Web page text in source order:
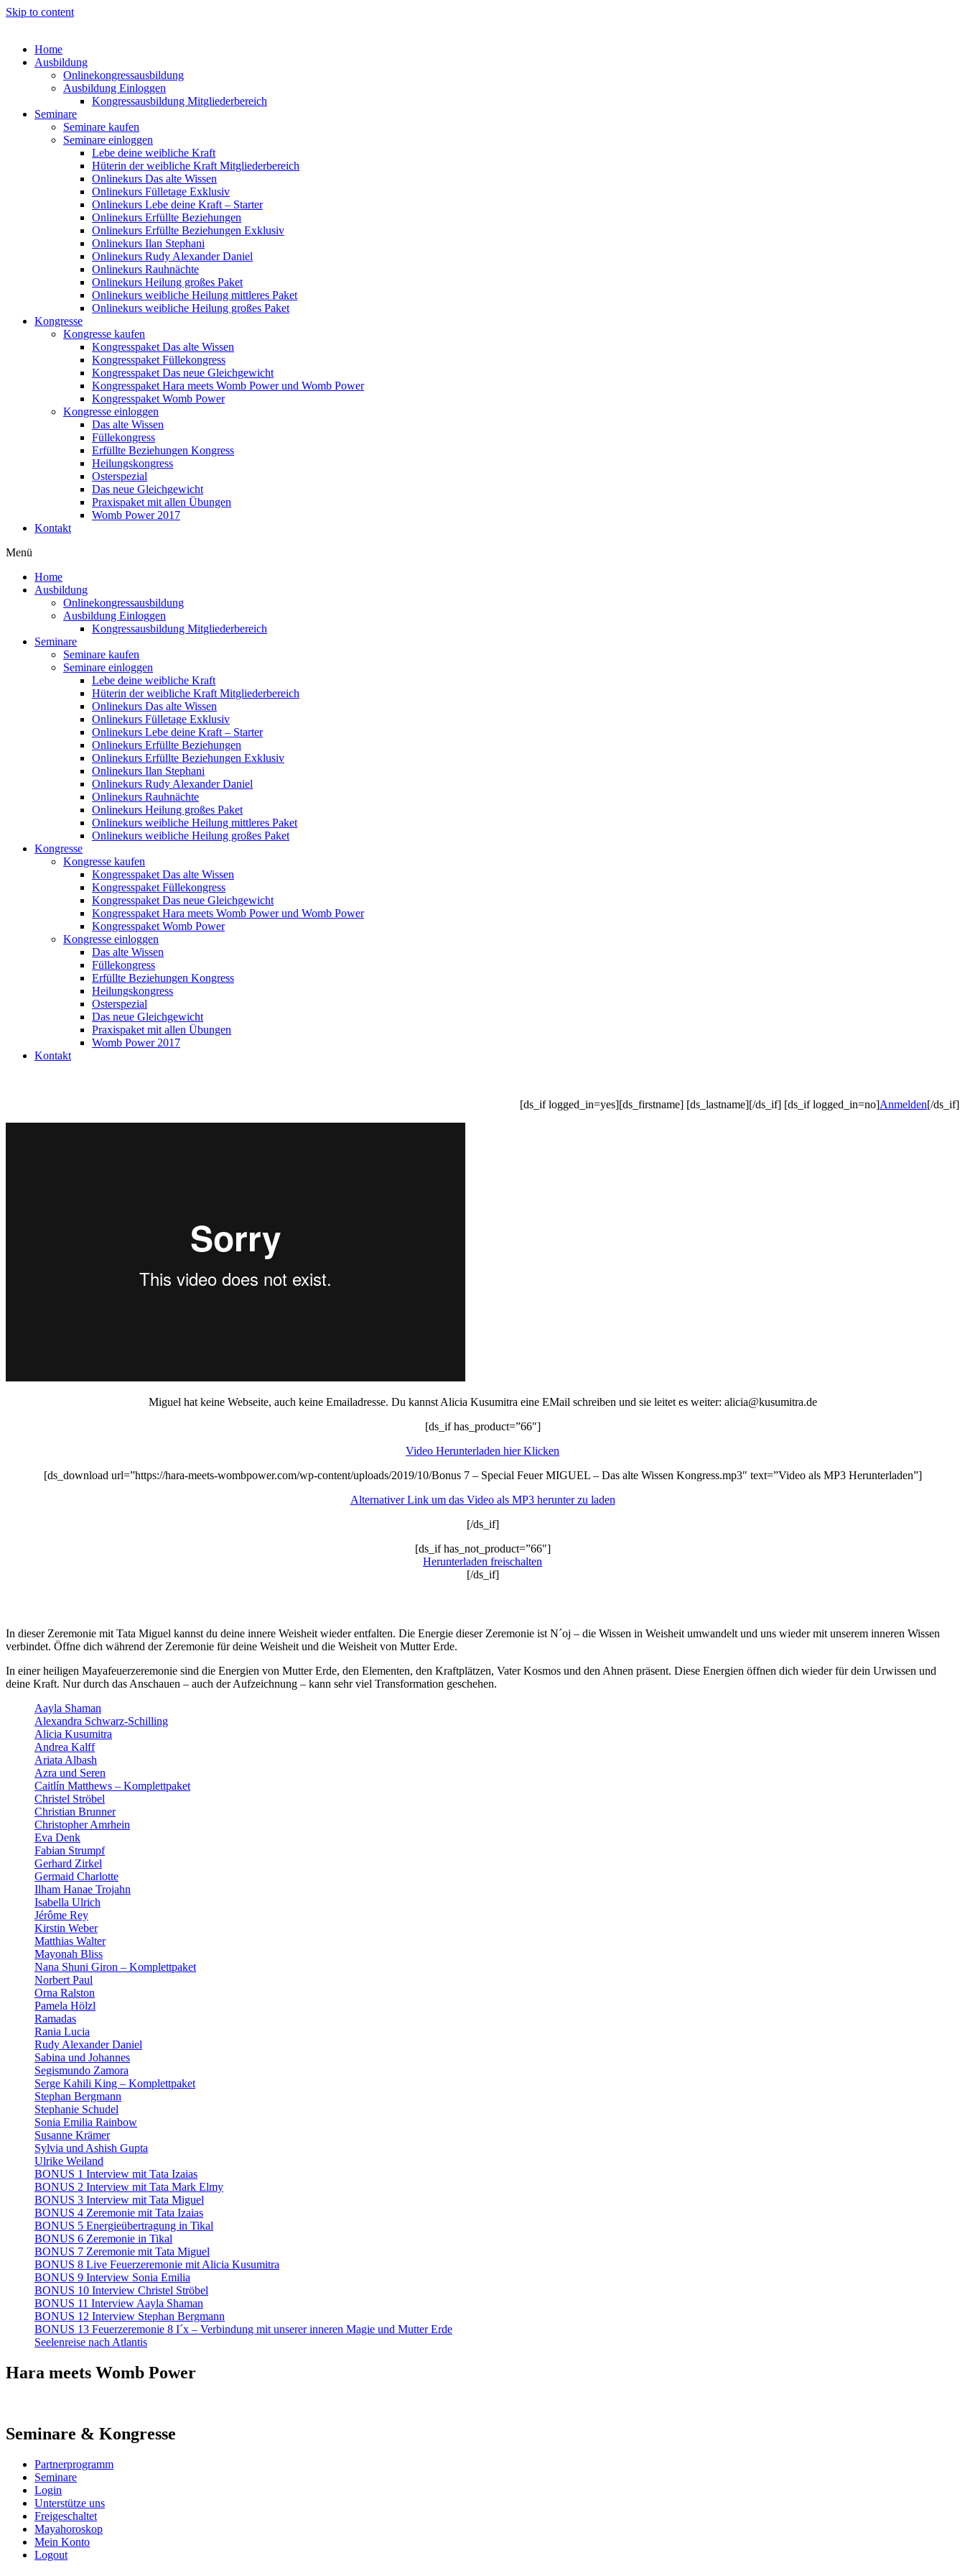
Skip to content
Home
Ausbildung
Onlinekongressausbildung
Ausbildung Einloggen
Kongressausbildung Mitgliederbereich
Seminare
Seminare kaufen
Seminare einloggen
Lebe deine weibliche Kraft
Hüterin der weibliche Kraft Mitgliederbereich
Onlinekurs Das alte Wissen
Onlinekurs Fülletage Exklusiv
Onlinekurs Lebe deine Kraft – Starter
Onlinekurs Erfüllte Beziehungen
Onlinekurs Erfüllte Beziehungen Exklusiv
Onlinekurs Ilan Stephani
Onlinekurs Rudy Alexander Daniel
Onlinekurs Rauhnächte
Onlinekurs Heilung großes Paket
Onlinekurs weibliche Heilung mittleres Paket
Onlinekurs weibliche Heilung großes Paket
Kongresse
Kongresse kaufen
Kongresspaket Das alte Wissen
Kongresspaket Füllekongress
Kongresspaket Das neue Gleichgewicht
Kongresspaket Hara meets Womb Power und Womb Power
Kongresspaket Womb Power
Kongresse einloggen
Das alte Wissen
Füllekongress
Erfüllte Beziehungen Kongress
Heilungskongress
Osterspezial
Das neue Gleichgewicht
Praxispaket mit allen Übungen
Womb Power 2017
Kontakt
Menü
Home
Ausbildung
Onlinekongressausbildung
Ausbildung Einloggen
Kongressausbildung Mitgliederbereich
Seminare
Seminare kaufen
Seminare einloggen
Lebe deine weibliche Kraft
Hüterin der weibliche Kraft Mitgliederbereich
Onlinekurs Das alte Wissen
Onlinekurs Fülletage Exklusiv
Onlinekurs Lebe deine Kraft – Starter
Onlinekurs Erfüllte Beziehungen
Onlinekurs Erfüllte Beziehungen Exklusiv
Onlinekurs Ilan Stephani
Onlinekurs Rudy Alexander Daniel
Onlinekurs Rauhnächte
Onlinekurs Heilung großes Paket
Onlinekurs weibliche Heilung mittleres Paket
Onlinekurs weibliche Heilung großes Paket
Kongresse
Kongresse kaufen
Kongresspaket Das alte Wissen
Kongresspaket Füllekongress
Kongresspaket Das neue Gleichgewicht
Kongresspaket Hara meets Womb Power und Womb Power
Kongresspaket Womb Power
Kongresse einloggen
Das alte Wissen
Füllekongress
Erfüllte Beziehungen Kongress
Heilungskongress
Osterspezial
Das neue Gleichgewicht
Praxispaket mit allen Übungen
Womb Power 2017
Kontakt
[ds_if logged_in=yes][ds_firstname] [ds_lastname][/ds_if] [ds_if logged_in=no]Anmelden[/ds_if]
Miguel hat keine Webseite, auch keine Emailadresse. Du kannst Alicia Kusumitra eine EMail schreiben und sie leitet es weiter: alicia@kusumitra.de
[ds_if has_product=”66″]
Video Herunterladen hier Klicken
[ds_download url=”https://hara-meets-wombpower.com/wp-content/uploads/2019/10/Bonus 7 – Special Feuer MIGUEL – Das alte Wissen Kongress.mp3″ text=”Video als MP3 Herunterladen”]
Alternativer Link um das Video als MP3 herunter zu laden
[/ds_if]
[ds_if has_not_product=”66″]
Herunterladen freischalten
[/ds_if]
In dieser Zeremonie mit Tata Miguel kannst du deine innere Weisheit wieder entfalten. Die Energie dieser Zeremonie ist N´oj – die Wissen in Weisheit umwandelt und uns wieder mit unserem inneren Wissen
verbindet. Öffne dich während der Zeremonie für deine Weisheit und die Weisheit von Mutter Erde.
In einer heiligen Mayafeuerzeremonie sind die Energien von Mutter Erde, den Elementen, den Kraftplätzen, Vater Kosmos und den Ahnen präsent. Diese Energien öffnen dich wieder für dein Urwissen und
deine Kraft. Nur durch das Anschauen – auch der Aufzeichnung – kann sehr viel Transformation geschehen.
Aayla Shaman
Alexandra Schwarz-Schilling
Alicia Kusumitra
Andrea Kalff
Ariata Albash
Azra und Seren
Caitlín Matthews – Komplettpaket
Christel Ströbel
Christian Brunner
Christopher Amrhein
Eva Denk
Fabian Strumpf
Gerhard Zirkel
Germaid Charlotte
Ilham Hanae Trojahn
Isabella Ulrich
Jérôme Rey
Kirstin Weber
Matthias Walter
Mayonah Bliss
Nana Shuni Giron – Komplettpaket
Norbert Paul
Orna Ralston
Pamela Hölzl
Ramadas
Rania Lucia
Rudy Alexander Daniel
Sabina und Johannes
Segismundo Zamora
Serge Kahili King – Komplettpaket
Stephan Bergmann
Stephanie Schudel
Sonia Emilia Rainbow
Susanne Krämer
Sylvia und Ashish Gupta
Ulrike Weiland
BONUS 1 Interview mit Tata Izaias
BONUS 2 Interview mit Tata Mark Elmy
BONUS 3 Interview mit Tata Miguel
BONUS 4 Zeremonie mit Tata Izaias
BONUS 5 Energieübertragung in Tikal
BONUS 6 Zeremonie in Tikal
BONUS 7 Zeremonie mit Tata Miguel
BONUS 8 Live Feuerzeremonie mit Alicia Kusumitra
BONUS 9 Interview Sonia Emilia
BONUS 10 Interview Christel Ströbel
BONUS 11 Interview Aayla Shaman
BONUS 12 Interview Stephan Bergmann
BONUS 13 Feuerzeremonie 8 I´x – Verbindung mit unserer inneren Magie und Mutter Erde
Seelenreise nach Atlantis
Hara meets Womb Power
Seminare & Kongresse
Partnerprogramm
Seminare
Login
Unterstütze uns
Freigeschaltet
Mayahoroskop
Mein Konto
Logout